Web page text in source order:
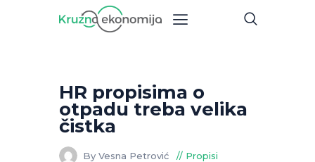
HR propisima o
otpadu treba velika
čistka
By Vesna Petrović
Propisi